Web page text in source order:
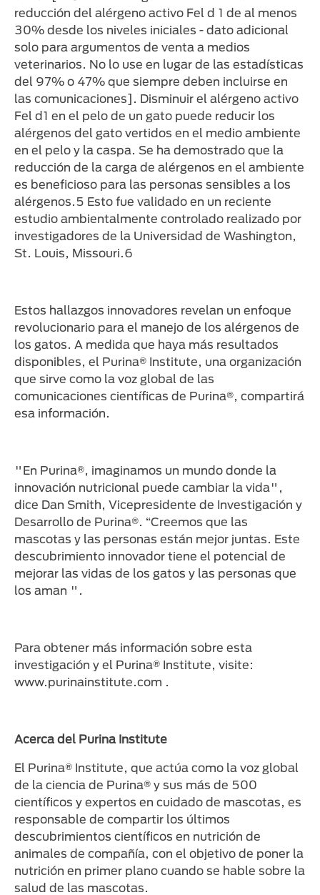
reducción del alérgeno activo Fel d 1 de al menos
30% desde los niveles iniciales - dato adicional
solo para argumentos de venta a medios
veterinarios. No lo use en lugar de las estadísticas
del 97% o 47% que siempre deben incluirse en
las comunicaciones]. Disminuir el alérgeno activo
Fel d1 en el pelo de un gato puede reducir los
alérgenos del gato vertidos en el medio ambiente
en el pelo y la caspa. Se ha demostrado que la
reducción de la carga de alérgenos en el ambiente
es beneficioso para las personas sensibles a los
alérgenos.5 Esto fue validado en un reciente
estudio ambientalmente controlado realizado por
investigadores de la Universidad de Washington,
St. Louis, Missouri.6
Estos hallazgos innovadores revelan un enfoque
revolucionario para el manejo de los alérgenos de
los gatos. A medida que haya más resultados
disponibles, el Purina® Institute, una organización
que sirve como la voz global de las
comunicaciones científicas de Purina®, compartirá
esa información.
"En Purina®, imaginamos un mundo donde la
innovación nutricional puede cambiar la vida",
dice Dan Smith, Vicepresidente de Investigación y
Desarrollo de Purina®. “Creemos que las
mascotas y las personas están mejor juntas. Este
descubrimiento innovador tiene el potencial de
mejorar las vidas de los gatos y las personas que
los aman ".
Para obtener más información sobre esta
investigación y el Purina® Institute, visite:
www.purinainstitute.com .
Acerca del Purina Institute
El Purina® Institute, que actúa como la voz global
de la ciencia de Purina® y sus más de 500
científicos y expertos en cuidado de mascotas, es
responsable de compartir los últimos
descubrimientos científicos en nutrición de
animales de compañía, con el objetivo de poner la
nutrición en primer plano cuando se hable sobre la
salud de las mascotas.